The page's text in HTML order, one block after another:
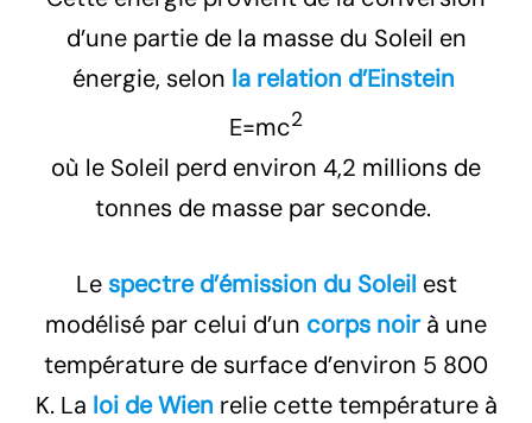
d’une partie de la masse du Soleil en
énergie, selon la relation d’Einstein
E=mc2
où le Soleil perd environ 4,2 millions de
tonnes de masse par seconde.
Le spectre d’émission du Soleil est
modélisé par celui d’un corps noirà une
température de surface d’environ 5 800
K. La loi de Wien relie cette température à